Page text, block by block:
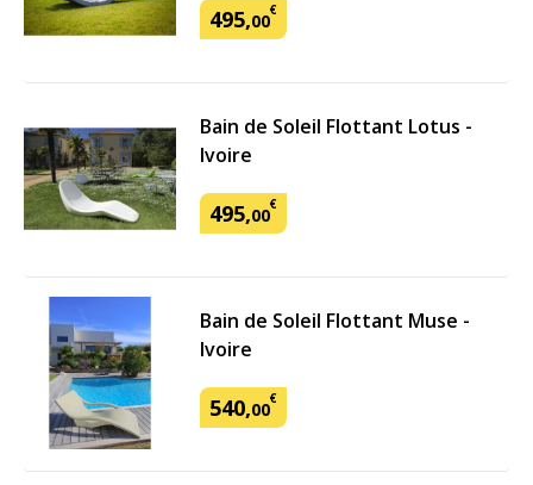
495,00€
Bain de Soleil Flottant Lotus -
Ivoire
495,00€
Bain de Soleil Flottant Muse -
Ivoire
540,00€